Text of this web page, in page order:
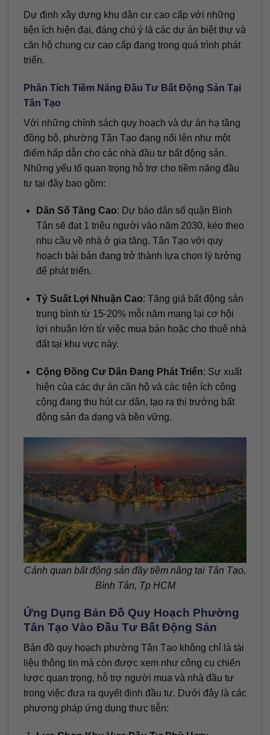
Dự định xây dựng khu dân cư cao cấp với những
tiện ích hiện đại, đáng chú ý là các dự án biệt thự và
căn hộ chung cư cao cấp đang trong quá trình phát
triển.
Phân Tích Tiềm Năng Đầu Tư Bất Động Sản Tại
Tân Tạo
Với những chính sách quy hoạch và dự án hạ tầng
đồng bộ, phường Tân Tạo đang nổi lên như một
điểm hấp dẫn cho các nhà đầu tư bất động sản.
Những yếu tố quan trọng hỗ trợ cho tiềm năng đầu
tư tại đây bao gồm:
Dân Số Tăng Cao: Dự báo dân số quận Bình
Tân sẽ đạt 1 triệu người vào năm 2030, kéo theo
nhu cầu về nhà ở gia tăng. Tân Tạo với quy
hoạch bài bản đang trở thành lựa chọn lý tưởng
để phát triển.
Tỷ Suất Lợi Nhuận Cao: Tăng giá bất động sản
trung bình từ 15-20% mỗi năm mang lại cơ hội
lợi nhuận lớn từ việc mua bán hoặc cho thuê nhà
đất tại khu vực này.
Cộng Đồng Cư Dân Đang Phát Triển: Sự xuất
hiện của các dự án căn hộ và các tiện ích công
cộng đang thu hút cư dân, tạo ra thị trường bất
động sản đa dạng và bền vững.
Cảnh quan bất động sản đầy tiềm năng tại Tân Tạo,
Bình Tân, Tp HCM
Ứng Dụng Bản Đồ Quy Hoạch Phường
Tân Tạo Vào Đầu Tư Bất Động Sản
Bản đồ quy hoạch phường Tân Tạo không chỉ là tài
liệu thông tin mà còn được xem như công cụ chiến
lược quan trọng, hỗ trợ người mua và nhà đầu tư
trong việc đưa ra quyết định đầu tư. Dưới đây là các
phương pháp ứng dụng thực tiễn: